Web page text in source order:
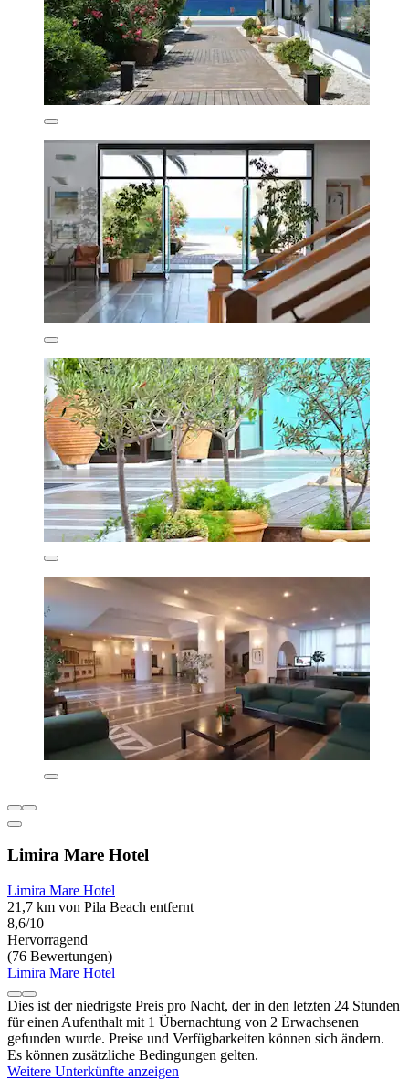
Limira Mare Hotel
Limira Mare Hotel
21,7 km von Pila Beach entfernt
8,6/10
Hervorragend
(76 Bewertungen)
Limira Mare Hotel
Dies ist der niedrigste Preis pro Nacht, der in den letzten 24 Stunden
für einen Aufenthalt mit 1 Übernachtung von 2 Erwachsenen
gefunden wurde. Preise und Verfügbarkeiten können sich ändern.
Es können zusätzliche Bedingungen gelten.
Weitere Unterkünfte anzeigen